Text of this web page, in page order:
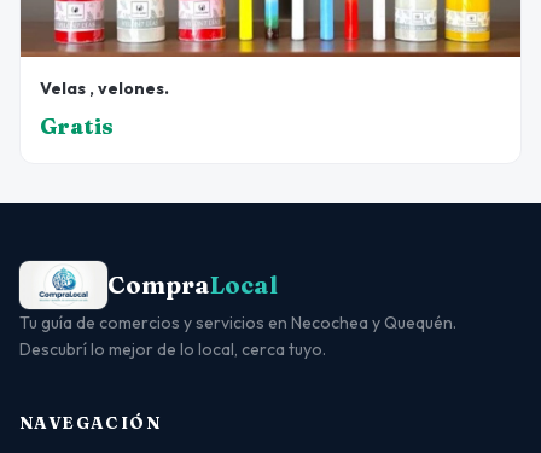
Velas , velones.
Gratis
CompraLocal
Tu guía de comercios y servicios en Necochea y Quequén.
Descubrí lo mejor de lo local, cerca tuyo.
NAVEGACIÓN